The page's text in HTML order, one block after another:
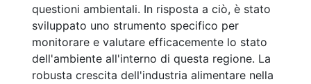
questioni ambientali. In risposta a ciò, è stato
sviluppato uno strumento specifico per
monitorare e valutare efficacemente lo stato
dell'ambiente all'interno di questa regione. La
robusta crescita dell'industria alimentare nella